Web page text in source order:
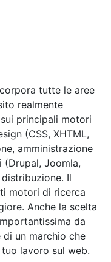
tutte le aree
realmente
principali motori
(CSS, XHTML,
amministrazione
(Drupal, Joomla,
Il
motori di ricerca
Anche la scelta
da
di un marchio che
lavoro sul web.